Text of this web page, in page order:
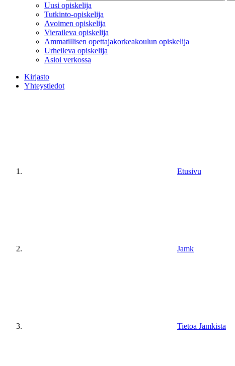
Uusi opiskelija
Tutkinto-opiskelija
Avoimen opiskelija
Vieraileva opiskelija
Ammatillisen opettajakorkeakoulun opiskelija
Urheileva opiskelija
Asioi verkossa
Kirjasto
Yhteystiedot
Etusivu
Jamk
Tietoa Jamkista